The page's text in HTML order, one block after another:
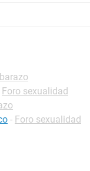
Foro sexualidad
- Foro sexualidad